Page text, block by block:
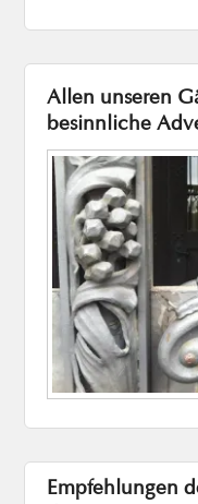
Allen unseren
besinnliche
Empfehlungen